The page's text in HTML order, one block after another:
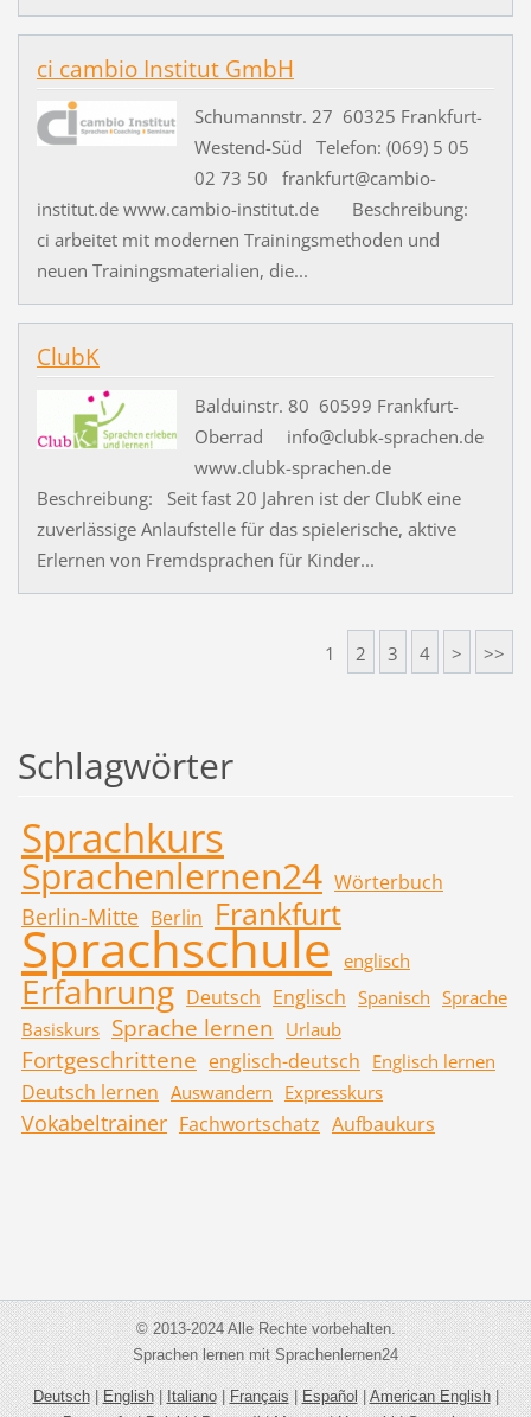
ci cambio Institut GmbH
Schumannstr. 27 60325 Frankfurt-
Westend-Süd Telefon: (069) 5 05
02 73 50 frankfurt@cambio-
institut.de www.cambio-institut.de Beschreibung:
ci arbeitet mit modernen Trainingsmethoden und
neuen Trainingsmaterialien, die...
ClubK
Balduinstr. 80 60599 Frankfurt-
Oberrad info@clubk-sprachen.de
www.clubk-sprachen.de
Beschreibung: Seit fast 20 Jahren ist der ClubK eine
zuverlässige Anlaufstelle für das spielerische, aktive
Erlernen von Fremdsprachen für Kinder...
1 2 3 4 > >>
Schlagwörter
Sprachkurs
Sprachenlernen24 Wörterbuch
Berlin-Mitte Berlin Frankfurt
Sprachschule englisch
Erfahrung Deutsch Englisch Spanisch Sprache
Basiskurs Sprache lernen Urlaub
Fortgeschrittene englisch-deutsch Englisch lernen
Deutsch lernen Auswandern Expresskurs
Vokabeltrainer Fachwortschatz Aufbaukurs
© 2013-2024 Alle Rechte vorbehalten.
Sprachen lernen mit Sprachenlernen24
Deutsch|English|Italiano|Français|Español|American English|